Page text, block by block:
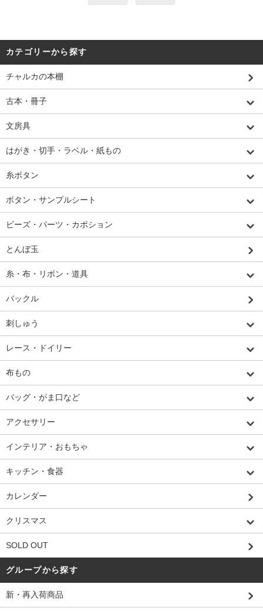
カテゴリーから探す
チャルカの本棚
古本・冊子
文房具
はがき・切手・ラベル・紙もの
糸ボタン
ボタン・サンプルシート
ビーズ・パーツ・カボション
とんぼ玉
糸・布・リボン・道具
バックル
刺しゅう
レース・ドイリー
布もの
バッグ・がま口など
アクセサリー
インテリア・おもちゃ
キッチン・食器
カレンダー
クリスマス
SOLD OUT
グループから探す
新・再入荷商品